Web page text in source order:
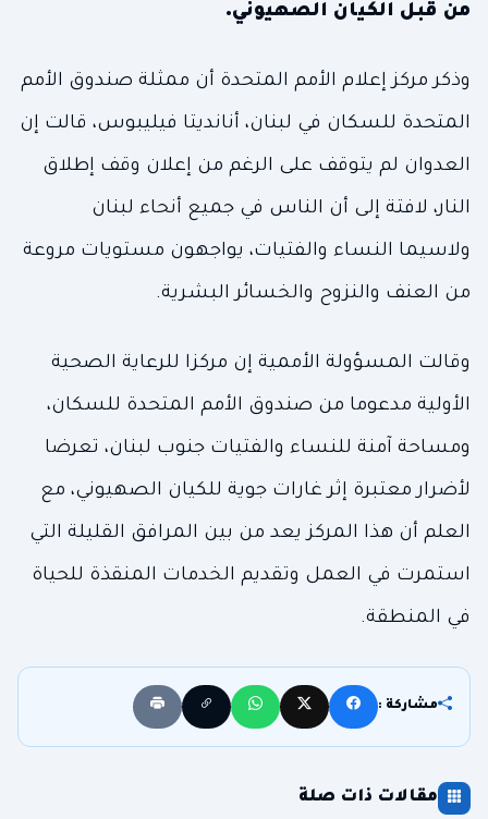
من قبل الكيان الصهيوني.
وذكر مركز إعلام الأمم المتحدة أن ممثلة صندوق الأمم
المتحدة للسكان في لبنان، أنانديتا فيليبوس، قالت إن
العدوان لم يتوقف على الرغم من إعلان وقف إطلاق
النار، لافتة إلى أن الناس في جميع أنحاء لبنان
ولاسيما النساء والفتيات، يواجهون مستويات مروعة
من العنف والنزوح والخسائر البشرية.
وقالت المسؤولة الأممية إن مركزا للرعاية الصحية
الأولية مدعوما من صندوق الأمم المتحدة للسكان،
ومساحة آمنة للنساء والفتيات جنوب لبنان، تعرضا
لأضرار معتبرة إثر غارات جوية للكيان الصهيوني، مع
العلم أن هذا المركز يعد من بين المرافق القليلة التي
استمرت في العمل وتقديم الخدمات المنقذة للحياة
في المنطقة.
مشاركة :
مقالات ذات صلة